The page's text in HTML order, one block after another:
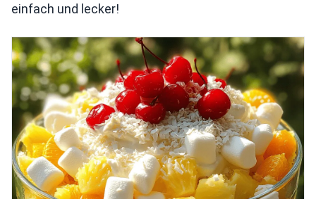
einfach und lecker!